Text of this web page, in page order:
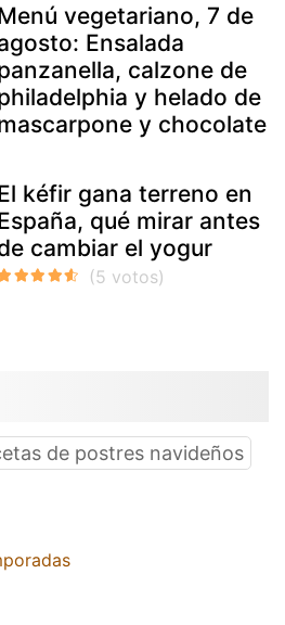
vegetariano, 7 de
Ensalada
calzone de
y helado de
y chocolate
kéfir gana terreno en
qué mirar antes
cambiar el yogur
de postres navideños